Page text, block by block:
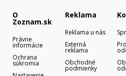
O
Zoznam.sk
Právne
informácie
Ochrana
súkromia
Reklama
Reklama u nás
Externá
reklama
Obchodné
podmienky